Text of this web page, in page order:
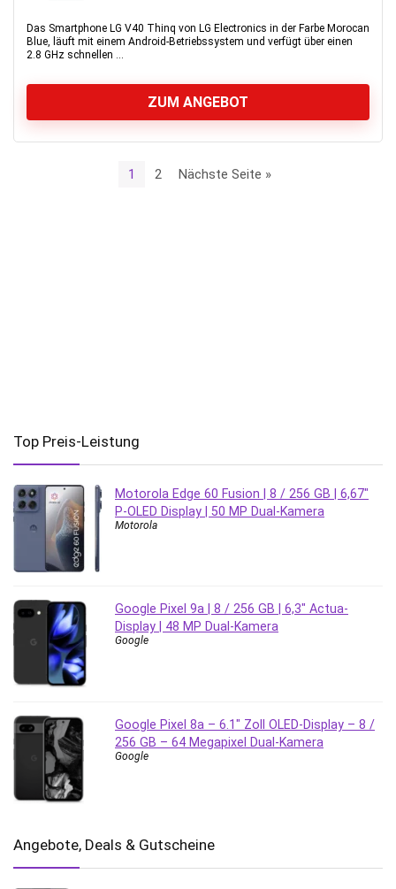
Das Smartphone LG V40 Thinq von LG Electronics in der Farbe Morocan
Blue, läuft mit einem Android-Betriebssystem und verfügt über einen
2.8 GHz schnellen ...
ZUM ANGEBOT
1 2 Nächste Seite »
Top Preis-Leistung
Motorola Edge 60 Fusion | 8 / 256 GB | 6,67″
P-OLED Display | 50 MP Dual-Kamera
Motorola
Google Pixel 9a | 8 / 256 GB | 6,3″ Actua-
Display | 48 MP Dual-Kamera
Google
Google Pixel 8a – 6.1″ Zoll OLED-Display – 8 /
256 GB – 64 Megapixel Dual-Kamera
Google
Angebote, Deals & Gutscheine